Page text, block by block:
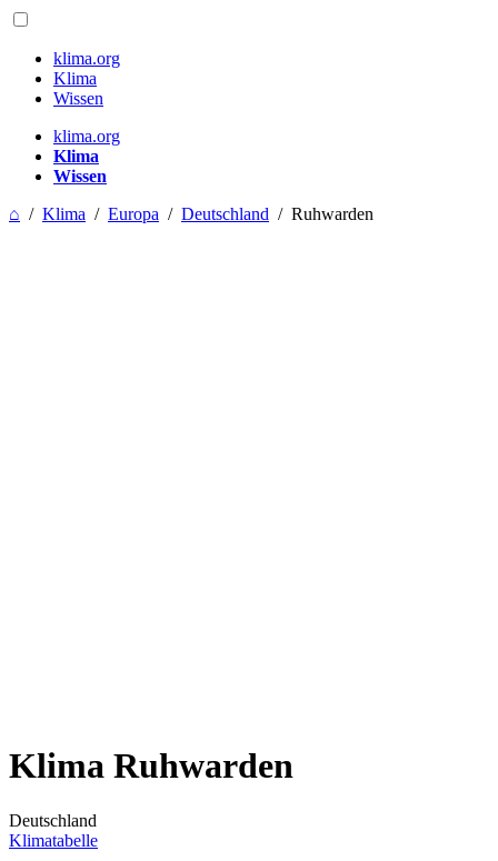
klima.org
Klima
Wissen
klima.org
Klima
Wissen
⌂ / Klima / Europa / Deutschland / Ruhwarden
Klima Ruhwarden
Deutschland
Klimatabelle